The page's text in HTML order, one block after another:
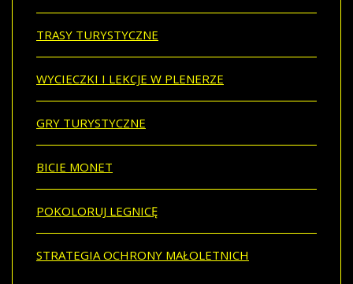
TRASY TURYSTYCZNE
WYCIECZKI I LEKCJE W PLENERZE
GRY TURYSTYCZNE
BICIE MONET
POKOLORUJ LEGNICĘ
STRATEGIA OCHRONY MAŁOLETNICH